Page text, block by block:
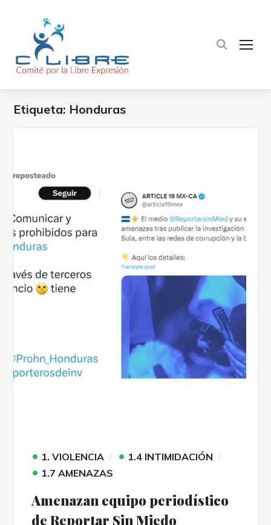
Etiqueta: Honduras
• 1. VIOLENCIA • 1.4 INTIMIDACIÓN
• 1.7 AMENAZAS
Amenazan equipo periodístico
de Reportar Sin Miedo